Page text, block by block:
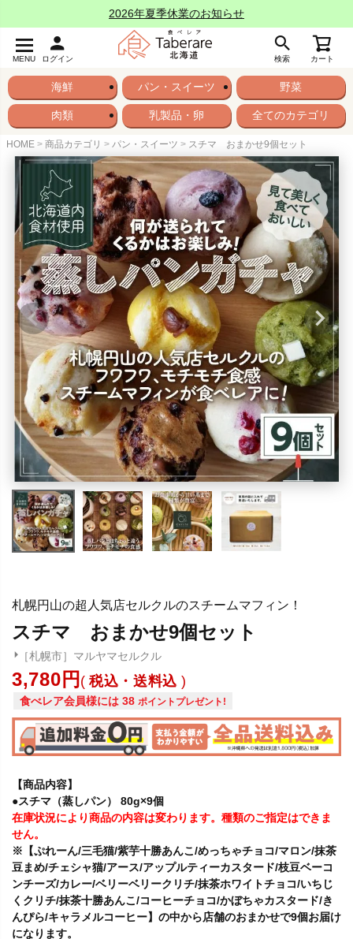
2026年夏季休業のお知らせ
MENU ログイン 検索 カート
海鮮 パン・スイーツ 野菜
肉類 乳製品・卵 全てのカテゴリ
HOME 商品カテゴリ パン・スイーツ スチマ おまかせ9個セット
札幌円山の超人気店セルクルのスチームマフィン！
スチマ おまかせ9個セット
［札幌市］マルヤマセルクル
3,780 税込・送料込
食べレア会員様には 38 ポイントプレゼント!
【商品内容】
●スチマ（蒸しパン） 80g×9個
在庫状況により商品の内容は変わります。種類のご指定はできま
せん。
※【ぷれーん/三毛猫/紫芋十勝あんこ/めっちゃチョコ/マロン/抹茶
豆まめ/チェシャ猫/アース/アップルティーカスタード/枝豆ベーコ
ンチーズ/カレー/ベリーベリークリチ/抹茶ホワイトチョコ/いちじ
くクリチ/抹茶十勝あんこ/コーヒーチョコ/かぼちゃカスタード/き
んぴら/キャラメルコーヒー】の中から店舗のおまかせで9個お届け
になります。